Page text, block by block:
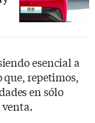
esencial a
que, repetimos,
en sólo
venta.